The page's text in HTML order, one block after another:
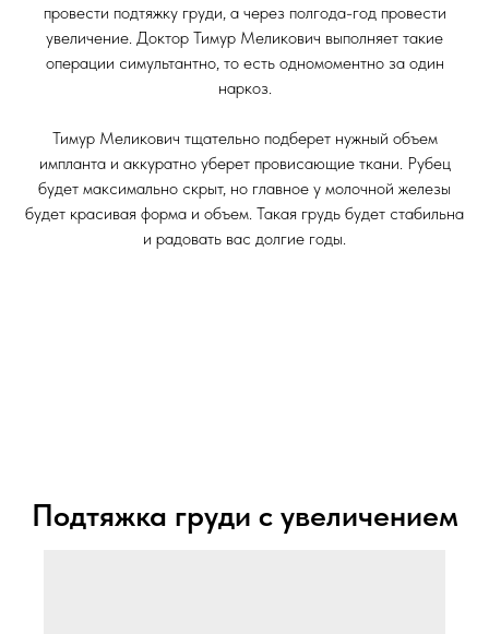
провести подтяжку груди, а через полгода-год провести
увеличение. Доктор Тимур Меликович выполняет такие
операции симультантно, то есть одномоментно за один
наркоз.
Тимур Меликович тщательно подберет нужный объем
импланта и аккуратно уберет провисающие ткани. Рубец
будет максимально скрыт, но главное у молочной железы
будет красивая форма и объем. Такая грудь будет стабильна
и радовать вас долгие годы.
Подтяжка груди с увеличением